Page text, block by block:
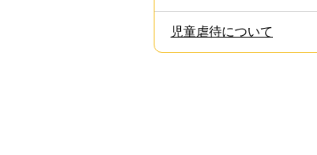
児童虐待について